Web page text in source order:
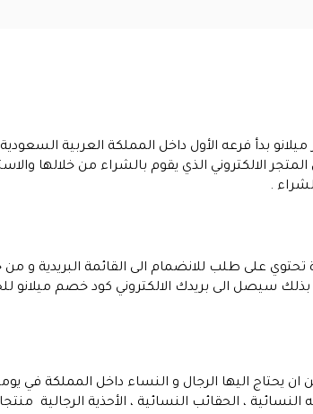
الالكتروني الذي يقوم بالشراء من خلالها
.
على طلب للانضمام الى القائمة البريدية و من
ان يحتاج اليها الرجال و النساء داخل المملكة في
النسائية ، الحقائب النسائية ، الأحذية الرجالية